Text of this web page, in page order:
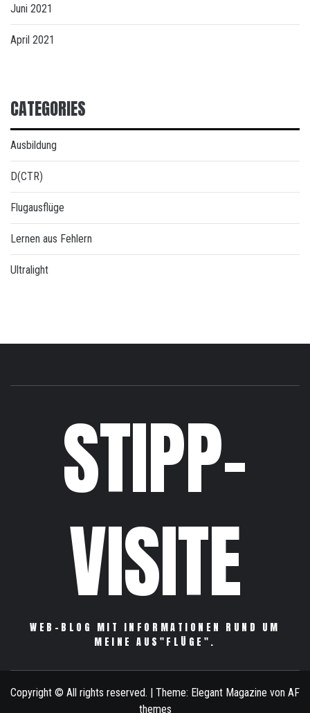
Juni 2021
April 2021
CATEGORIES
Ausbildung
D(CTR)
Flugausflüge
Lernen aus Fehlern
Ultralight
STIPP-
VISITE
WEB-BLOG MIT INFORMATIONEN RUND UM
MEINE AUS"FLÜGE".
Copyright © All rights reserved. | Theme: Elegant Magazine von AF
themes